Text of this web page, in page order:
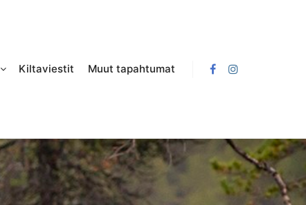
Kiltaviestit Muut tapahtumat